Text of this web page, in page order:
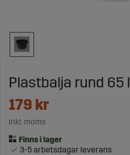
Plastbalja rund 65 l
179 kr
Inkl. moms
3-5 arbetsdagar leverans